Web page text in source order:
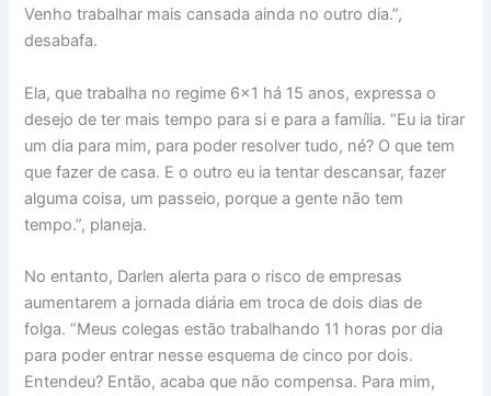
Venho trabalhar mais cansada ainda no outro dia.”,
desabafa.
Ela, que trabalha no regime 6×1 há 15 anos, expressa o
desejo de ter mais tempo para si e para a família. “Eu ia tirar
um dia para mim, para poder resolver tudo, né? O que tem
que fazer de casa. E o outro eu ia tentar descansar, fazer
alguma coisa, um passeio, porque a gente não tem
tempo.”, planeja.
No entanto, Darlen alerta para o risco de empresas
aumentarem a jornada diária em troca de dois dias de
folga. “Meus colegas estão trabalhando 11 horas por dia
para poder entrar nesse esquema de cinco por dois.
Entendeu? Então, acaba que não compensa. Para mim,